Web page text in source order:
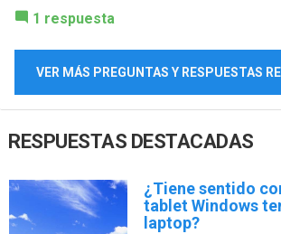
1 respuesta
VER MÁS PREGUNTAS Y RESPUESTAS
RESPUESTAS DESTACADAS
¿Tiene sentido
tablet Windows
laptop?